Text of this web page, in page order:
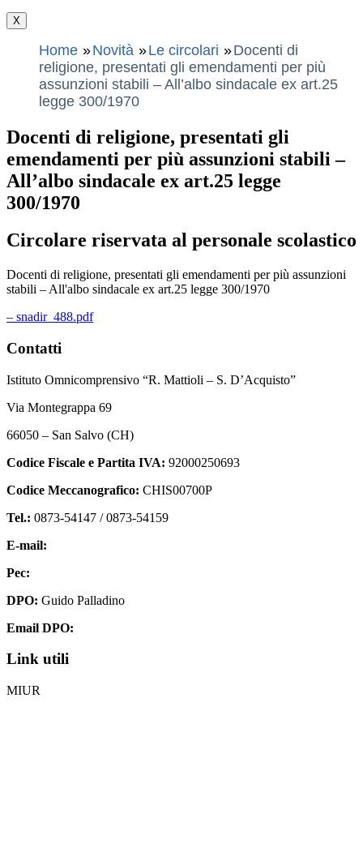
X
Home Novità Le circolari
Docenti di
religione, presentati gli emendamenti per più
assunzioni stabili – All’albo sindacale ex art.25
legge 300/1970
Docenti di religione, presentati gli
emendamenti per più assunzioni stabili –
All’albo sindacale ex art.25 legge
300/1970
Circolare riservata al personale scolastico
Docenti di religione, presentati gli emendamenti per più assunzioni
stabili – All'albo sindacale ex art.25 legge 300/1970
– snadir_488.pdf
Contatti
Istituto Omnicomprensivo “R. Mattioli – S. D’Acquisto”
Via Montegrappa 69
66050 – San Salvo (CH)
Codice Fiscale e Partita IVA: 92000250693
Codice Meccanografico: CHIS00700P
Tel.: 0873-54147 /0873-54159
E-mail:
Pec:
DPO: Guido Palladino
Email DPO:
Link utili
MIUR